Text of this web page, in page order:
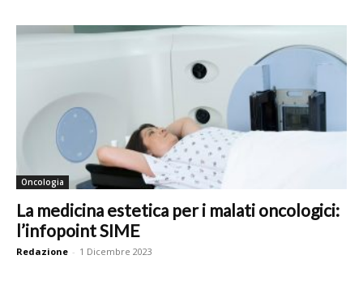
Oncologia
La medicina estetica per i malati oncologici:
l’infopoint SIME
Redazione - 1 Dicembre 2023